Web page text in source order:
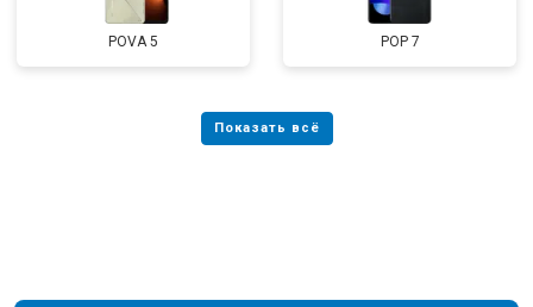
POVA 5 POP 7